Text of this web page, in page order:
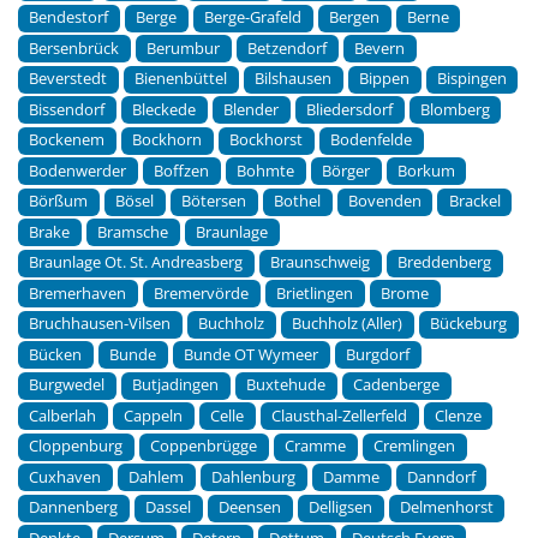
Bendestorf Berge Berge-Grafeld Bergen
Berne
Bersenbrück
Berumbur Betzendorf
Bevern
Beverstedt
Bienenbüttel Bilshausen Bippen
Bispingen
Bissendorf
Bleckede Blender Bliedersdorf
Blomberg
Bockenem
Bockhorn Bockhorst
Bodenfelde
Bodenwerder
Boffzen Bohmte Börger
Borkum
Börßum
Bösel Bötersen Bothel Bovenden
Brackel
Brake
Bramsche
Braunlage
Braunlage Ot. St. Andreasberg
Braunschweig
Breddenberg
Bremerhaven
Bremervörde Brietlingen
Brome
Bruchhausen-Vilsen
Buchholz Buchholz (Aller)
Bückeburg
Bücken
Bunde Bunde OT Wymeer
Burgdorf
Burgwedel
Butjadingen Buxtehude
Cadenberge
Calberlah
Cappeln Celle Clausthal-Zellerfeld
Clenze
Cloppenburg
Coppenbrügge Cramme
Cremlingen
Cuxhaven
Dahlem Dahlenburg Damme
Danndorf
Dannenberg
Dassel Deensen Delligsen
Delmenhorst